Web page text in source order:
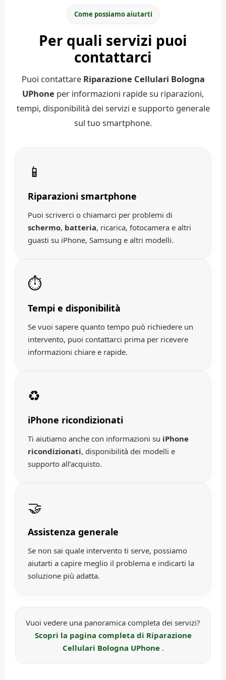
Come possiamo aiutarti
Per quali servizi puoi
contattarci
Puoi contattare Riparazione Cellulari Bologna
UPhone per informazioni rapide su riparazioni,
tempi, disponibilità dei servizi e supporto generale
sul tuo smartphone.
📱
Riparazioni smartphone
Puoi scriverci o chiamarci per problemi di
schermo, batteria, ricarica, fotocamera e altri
guasti su iPhone, Samsung e altri modelli.
⏱️
Tempi e disponibilità
Se vuoi sapere quanto tempo può richiedere un
intervento, puoi contattarci prima per ricevere
informazioni chiare e rapide.
♻️
iPhone ricondizionati
Ti aiutiamo anche con informazioni su iPhone
ricondizionati, disponibilità dei modelli e
supporto all’acquisto.
🤝
Assistenza generale
Se non sai quale intervento ti serve, possiamo
aiutarti a capire meglio il problema e indicarti la
soluzione più adatta.
Vuoi vedere una panoramica completa dei servizi?
Scopri la pagina completa di Riparazione
Cellulari Bologna UPhone .